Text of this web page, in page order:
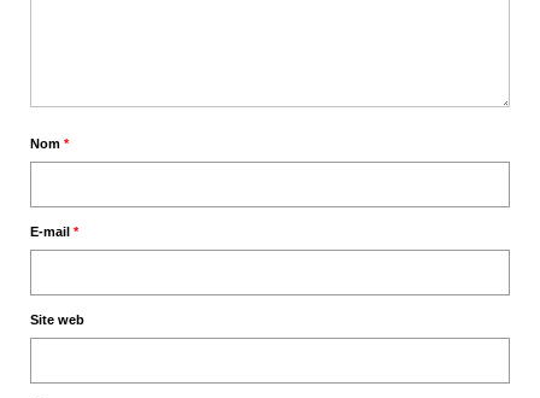
Nom *
E-mail *
Site web